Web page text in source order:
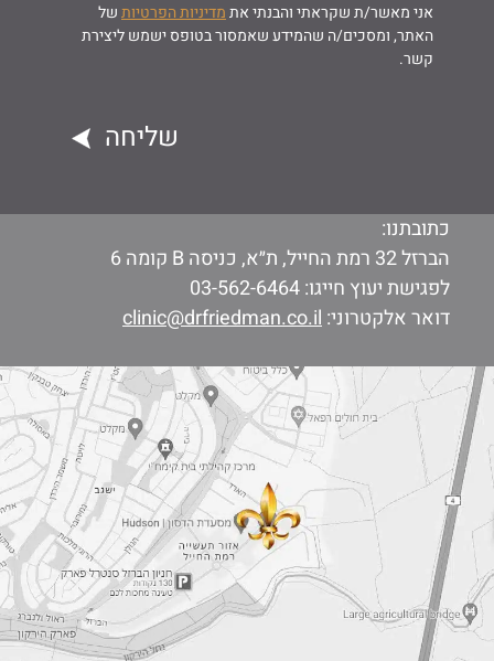
אני מאשר/ת שקראתי והבנתי אתמדיניות הפרטיותשל
האתר, ומסכים/ה שהמידע שאמסור בטופס ישמש ליצירת
קשר.
כתובתנו:
הברזל 32 רמת החייל, ת״א, כניסה B קומה 6
לפגישת יעוץ חייגו:03-562-6464
דואר אלקטרוני:clinic@drfriedman.co.il